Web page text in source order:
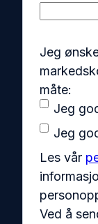
Jeg
måte:
Jeg
Jeg
Les vår
Ved å